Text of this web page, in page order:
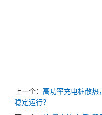
上一个： 高功率充电桩散热
稳定运行？